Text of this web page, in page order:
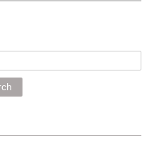
く、手に馴染み、洗いやす
、毎食時に使用していま